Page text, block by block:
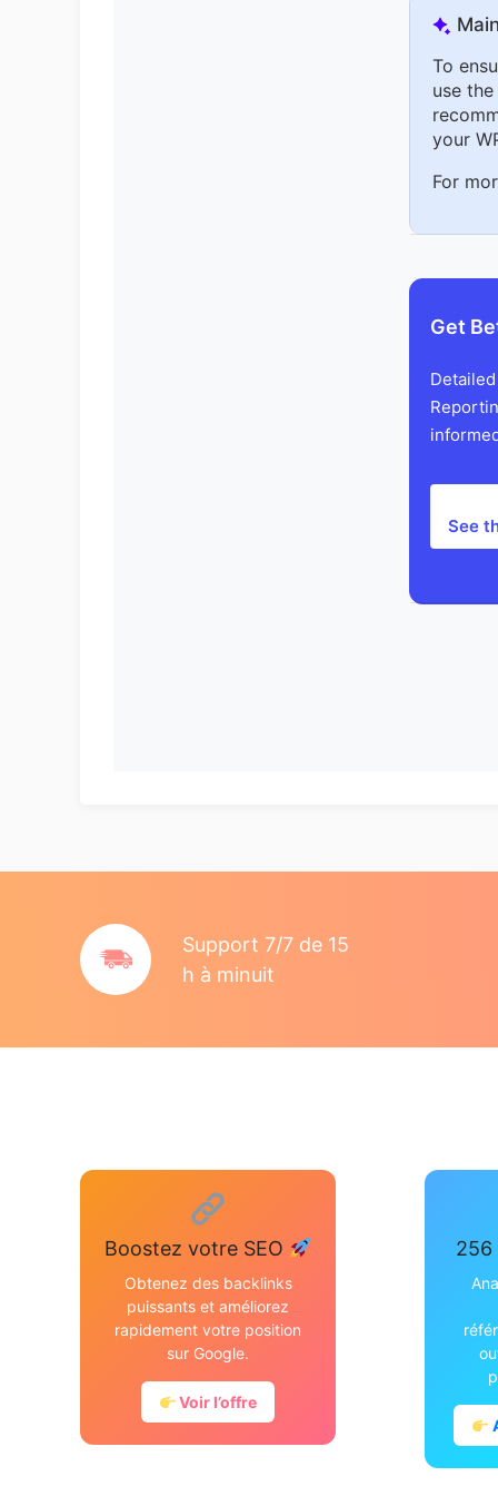
To
use
your
For
Get
See
Support 7/7 de 15
h à minuit
Boostez votre SEO
Obtenez des backlinks
puissants et améliorez
rapidement votre position
sur Google.
Voir l’offre
256